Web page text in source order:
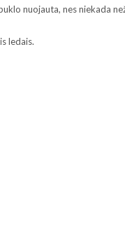
nuojauta, nes niekada
ledais.